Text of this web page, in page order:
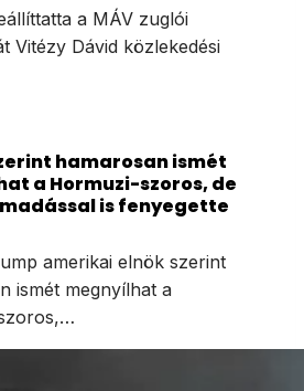
a MÁV zuglói
Vitézy Dávid közlekedési
hamarosan ismét
a Hormuzi-szoros, de
is fenyegette
amerikai elnök szerint
ismét megnyílhat a